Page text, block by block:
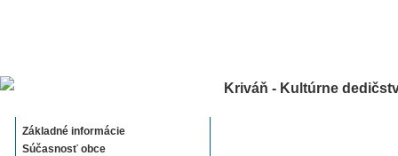
Základné informácie
Súčasnosť obce
Kriváň - Kultúrne